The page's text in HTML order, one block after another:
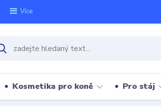
Více
Kosmetika pro koně Pro stáj